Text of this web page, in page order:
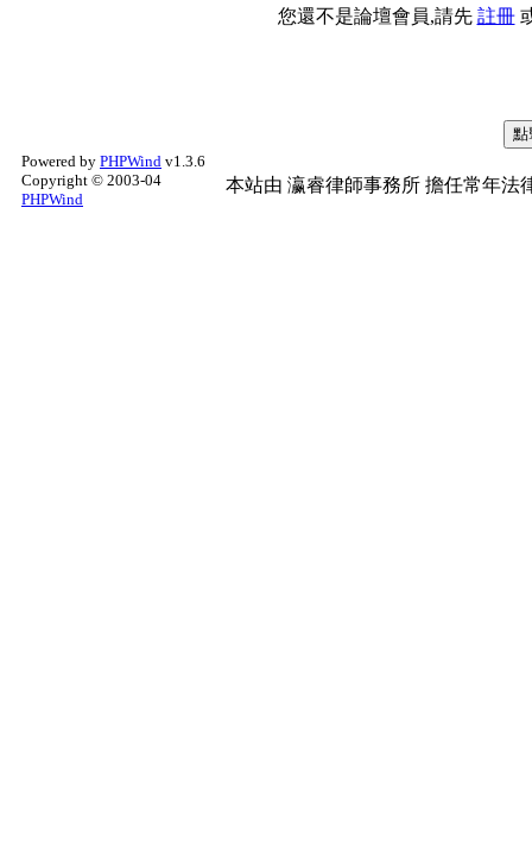
您還不是論壇會員,請先 註冊
Powered by PHPWind v1.3.6
Copyright © 2003-04
PHPWind
本站由 瀛睿律師事務所 擔任常年法